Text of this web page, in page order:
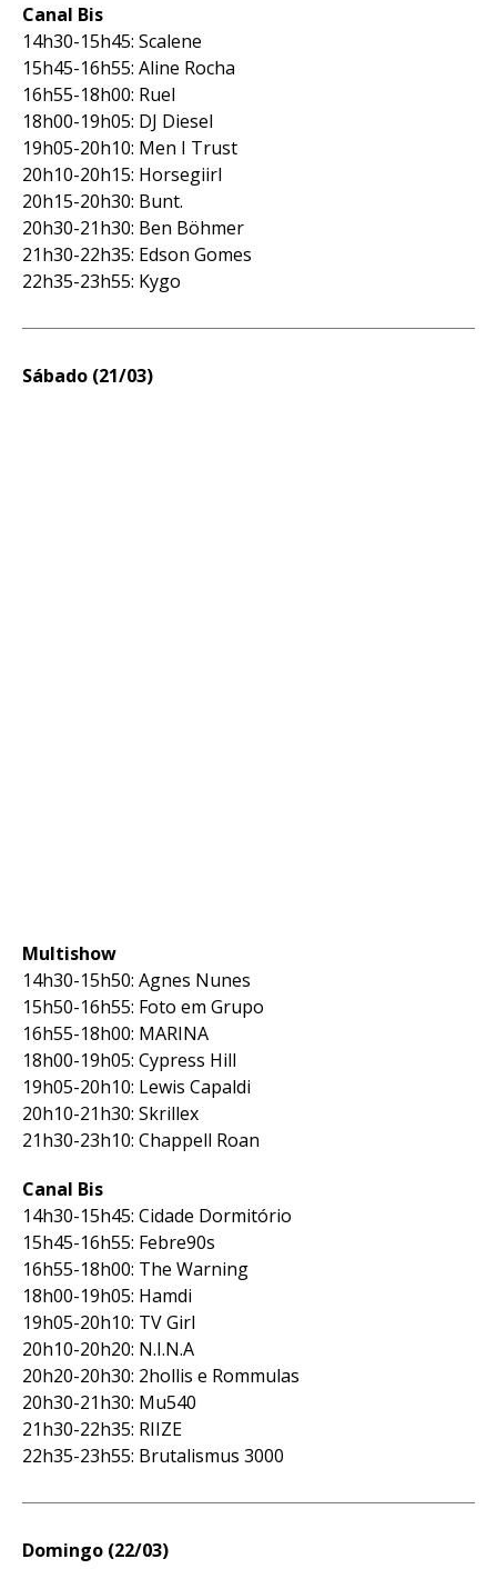
Canal Bis
14h30-15h45: Scalene
15h45-16h55: Aline Rocha
16h55-18h00: Ruel
18h00-19h05: DJ Diesel
19h05-20h10: Men I Trust
20h10-20h15: Horsegiirl
20h15-20h30: Bunt.
20h30-21h30: Ben Böhmer
21h30-22h35: Edson Gomes
22h35-23h55: Kygo
Sábado (21/03)
Multishow
14h30-15h50: Agnes Nunes
15h50-16h55: Foto em Grupo
16h55-18h00: MARINA
18h00-19h05: Cypress Hill
19h05-20h10: Lewis Capaldi
20h10-21h30: Skrillex
21h30-23h10: Chappell Roan
Canal Bis
14h30-15h45: Cidade Dormitório
15h45-16h55: Febre90s
16h55-18h00: The Warning
18h00-19h05: Hamdi
19h05-20h10: TV Girl
20h10-20h20: N.I.N.A
20h20-20h30: 2hollis e Rommulas
20h30-21h30: Mu540
21h30-22h35: RIIZE
22h35-23h55: Brutalismus 3000
Domingo (22/03)
Flipboard
Reddit
Whatsapp
Email